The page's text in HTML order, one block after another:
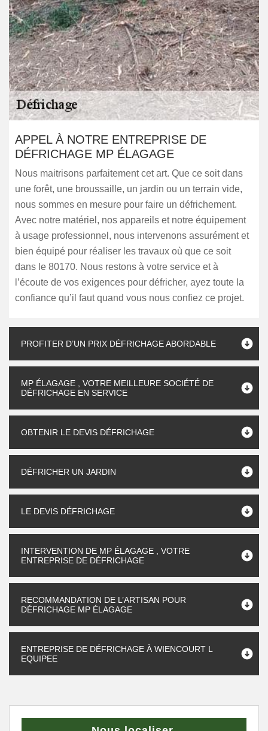
APPEL À NOTRE ENTREPRISE DE
DÉFRICHAGE MP ÉLAGAGE
Nous maitrisons parfaitement cet art. Que ce soit dans
une forêt, une broussaille, un jardin ou un terrain vide,
nous sommes en mesure pour faire un défrichement.
Avec notre matériel, nos appareils et notre équipement
à usage professionnel, nous intervenons assurément et
bien équipé pour réaliser les travaux où que ce soit
dans le 80170. Nous restons à votre service et à
l’écoute de vos exigences pour défricher, ayez toute la
confiance qu’il faut quand vous nous confiez ce projet.
PROFITER D’UN PRIX DÉFRICHAGE ABORDABLE
MP ÉLAGAGE , VOTRE MEILLEURE SOCIÉTÉ DE
DÉFRICHAGE EN SERVICE
OBTENIR LE DEVIS DÉFRICHAGE
DÉFRICHER UN JARDIN
LE DEVIS DÉFRICHAGE
INTERVENTION DE MP ÉLAGAGE , VOTRE
ENTREPRISE DE DÉFRICHAGE
RECOMMANDATION DE L’ARTISAN POUR
DÉFRICHAGE MP ÉLAGAGE
ENTREPRISE DE DÉFRICHAGE À WIENCOURT L
EQUIPEE